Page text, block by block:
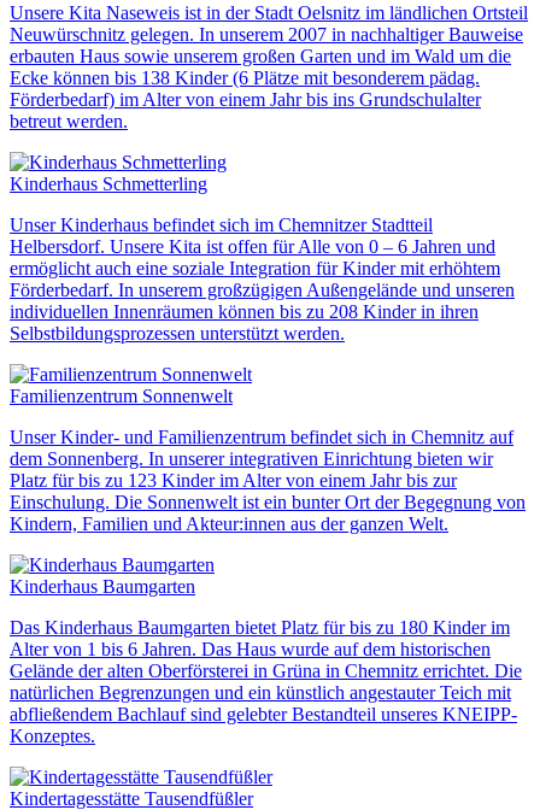
Unsere Kita Naseweis ist in der Stadt Oelsnitz im ländlichen Ortsteil
Neuwürschnitz gelegen. In unserem 2007 in nachhaltiger Bauweise
erbauten Haus sowie unserem großen Garten und im Wald um die
Ecke können bis 138 Kinder (6 Plätze mit besonderem pädag.
Förderbedarf) im Alter von einem Jahr bis ins Grundschulalter
betreut werden.
Kinderhaus Schmetterling
Unser Kinderhaus befindet sich im Chemnitzer Stadtteil
Helbersdorf. Unsere Kita ist offen für Alle von 0 – 6 Jahren und
ermöglicht auch eine soziale Integration für Kinder mit erhöhtem
Förderbedarf. In unserem großzügigen Außengelände und unseren
individuellen Innenräumen können bis zu 208 Kinder in ihren
Selbstbildungsprozessen unterstützt werden.
Familienzentrum Sonnenwelt
Unser Kinder- und Familienzentrum befindet sich in Chemnitz auf
dem Sonnenberg. In unserer integrativen Einrichtung bieten wir
Platz für bis zu 123 Kinder im Alter von einem Jahr bis zur
Einschulung. Die Sonnenwelt ist ein bunter Ort der Begegnung von
Kindern, Familien und Akteur:innen aus der ganzen Welt.
Kinderhaus Baumgarten
Das Kinderhaus Baumgarten bietet Platz für bis zu 180 Kinder im
Alter von 1 bis 6 Jahren. Das Haus wurde auf dem historischen
Gelände der alten Oberförsterei in Grüna in Chemnitz errichtet. Die
natürlichen Begrenzungen und ein künstlich angestauter Teich mit
abfließendem Bachlauf sind gelebter Bestandteil unseres KNEIPP-
Konzeptes.
Kindertagesstätte Tausendfüßler